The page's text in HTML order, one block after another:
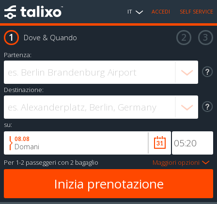
IT ACCEDI SELF SERVICE
Dove & Quando
Partenza:
Destinazione:
su:
08.08
Domani
Per 1-2 passeggeri con 2 bagaglio Maggiori opzioni